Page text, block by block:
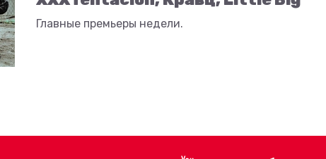
Главные премьеры недели.